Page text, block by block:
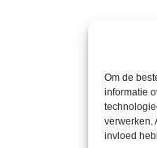
Om de
informatie
verwerken.
invloed